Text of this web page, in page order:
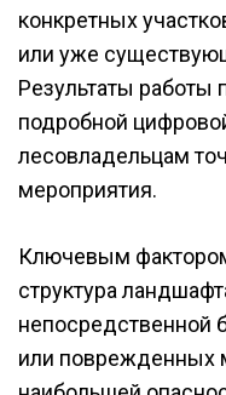
конкретных
или уже
Результаты работы
подробной
лесовладельцам
мероприятия.
Ключевым
структура
непосредственной
или поврежденных